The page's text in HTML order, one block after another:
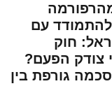
עם
חוק
צודק הפעם?
גורפת בין